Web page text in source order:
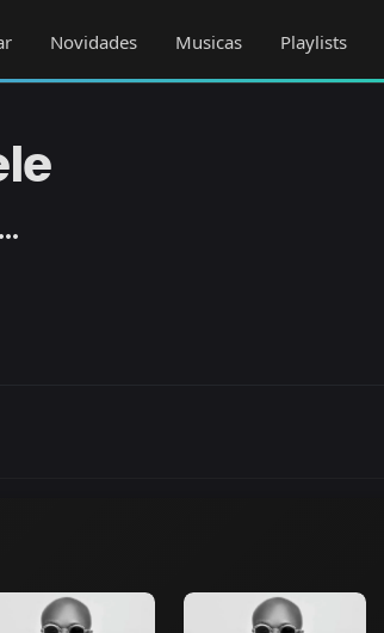
Novidades Musicas Playlists
more_horiz